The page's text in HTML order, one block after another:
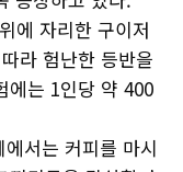
에 자리한 구이저
라 험난한 등반을
에는 1인당 약 400
서는 커피를 마시